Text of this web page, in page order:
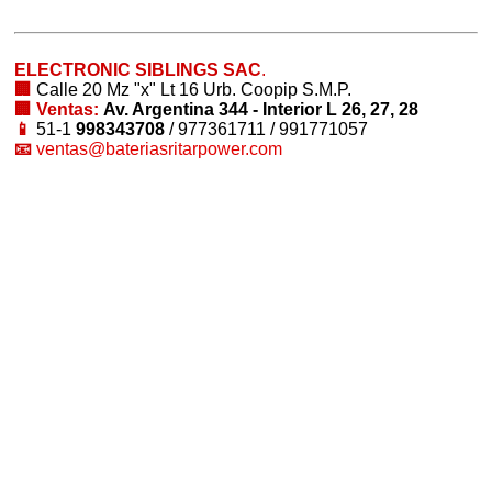
ELECTRONIC SIBLINGS SAC.
🏢Calle 20 Mz "x" Lt 16 Urb. Coopip S.M.P.
🏢 Ventas: Av. Argentina 344 - Interior L 26, 27, 28
📱51-1998343708 / 977361711 / 991771057
📧ventas@bateriasritarpower.com